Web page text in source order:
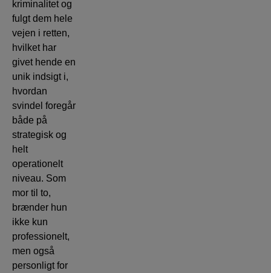
kriminalitet og
fulgt dem hele
vejen i retten,
hvilket har
givet hende en
unik indsigt i,
hvordan
svindel foregår
både på
strategisk og
helt
operationelt
niveau. Som
mor til to,
brænder hun
ikke kun
professionelt,
men også
personligt for